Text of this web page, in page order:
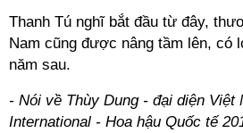
Thanh Tú nghĩ bắt đầu từ đây,
Nam cũng được nâng tầm lên, có
năm sau.
- Nói về Thùy Dung - đại diện Việt
International - Hoa hậu Quốc tế